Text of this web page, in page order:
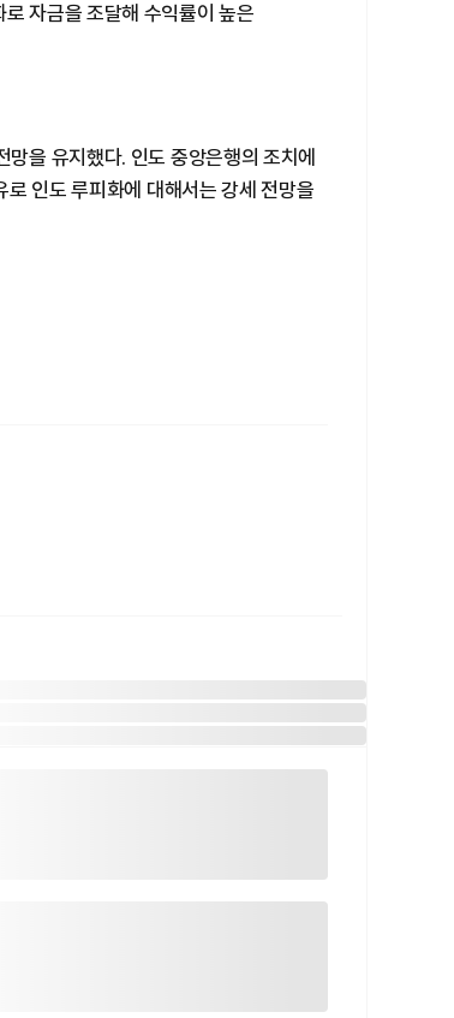
자금을 조달해 수익률이 높은
을 유지했다. 인도 중앙은행의 조치에
인도 루피화에 대해서는 강세 전망을